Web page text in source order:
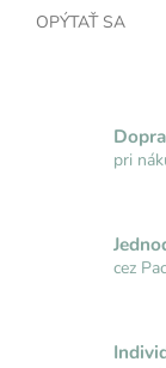
OPÝTAŤ SA
pri
cez